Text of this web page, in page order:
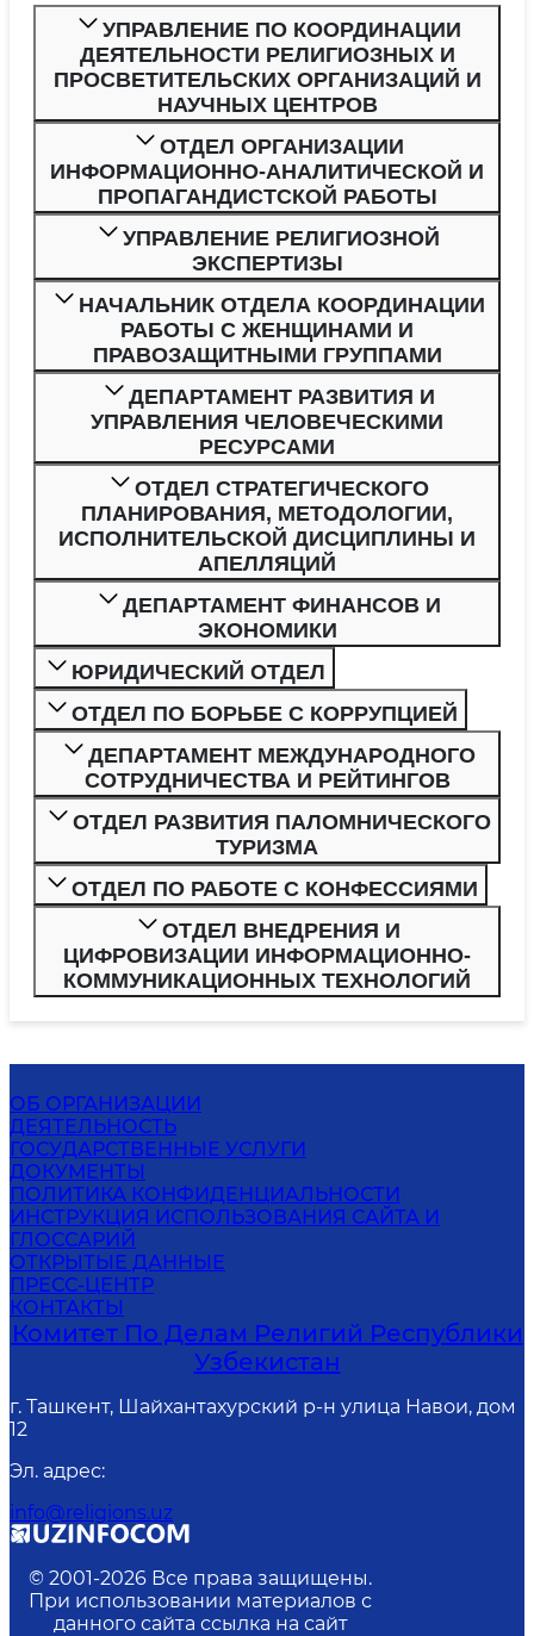
УПРАВЛЕНИЕ ПО КООРДИНАЦИИ
ДЕЯТЕЛЬНОСТИ РЕЛИГИОЗНЫХ И
ПРОСВЕТИТЕЛЬСКИХ ОРГАНИЗАЦИЙ И
НАУЧНЫХ ЦЕНТРОВ
ОТДЕЛ ОРГАНИЗАЦИИ
ИНФОРМАЦИОННО-АНАЛИТИЧЕСКОЙ И
ПРОПАГАНДИСТСКОЙ РАБОТЫ
УПРАВЛЕНИЕ РЕЛИГИОЗНОЙ
ЭКСПЕРТИЗЫ
НАЧАЛЬНИК ОТДЕЛА КООРДИНАЦИИ
РАБОТЫ С ЖЕНЩИНАМИ И
ПРАВОЗАЩИТНЫМИ ГРУППАМИ
ДЕПАРТАМЕНТ РАЗВИТИЯ И
УПРАВЛЕНИЯ ЧЕЛОВЕЧЕСКИМИ
РЕСУРСАМИ
ОТДЕЛ СТРАТЕГИЧЕСКОГО
ПЛАНИРОВАНИЯ, МЕТОДОЛОГИИ,
ИСПОЛНИТЕЛЬСКОЙ ДИСЦИПЛИНЫ И
АПЕЛЛЯЦИЙ
ДЕПАРТАМЕНТ ФИНАНСОВ И
ЭКОНОМИКИ
ЮРИДИЧЕСКИЙ ОТДЕЛ
ОТДЕЛ ПО БОРЬБЕ С КОРРУПЦИЕЙ
ДЕПАРТАМЕНТ МЕЖДУНАРОДНОГО
СОТРУДНИЧЕСТВА И РЕЙТИНГОВ
ОТДЕЛ РАЗВИТИЯ ПАЛОМНИЧЕСКОГО
ТУРИЗМА
ОТДЕЛ ПО РАБОТЕ С КОНФЕССИЯМИ
ОТДЕЛ ВНЕДРЕНИЯ И
ЦИФРОВИЗАЦИИ ИНФОРМАЦИОННО-
КОММУНИКАЦИОННЫХ ТЕХНОЛОГИЙ
ОБ ОРГАНИЗАЦИИ
ДЕЯТЕЛЬНОСТЬ
ГОСУДАРСТВЕННЫЕ УСЛУГИ
ДОКУМЕНТЫ
ПОЛИТИКА КОНФИДЕНЦИАЛЬНОСТИ
ИНСТРУКЦИЯ ИСПОЛЬЗОВАНИЯ САЙТА И
ГЛОССАРИЙ
ОТКРЫТЫЕ ДАННЫЕ
ПРЕСС-ЦЕНТР
КОНТАКТЫ
Комитет По Делам Религий Республики
Узбекистан
г. Ташкент, Шайхантахурский р-н улица Навои, дом
12
Эл. адрес:
info@religions.uz
© 2001-2026 Все права защищены.
При использовании материалов с
данного сайта ссылка на сайт